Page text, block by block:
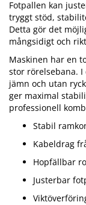
Fotpallen kan
tryggt stöd,
Detta gör det
mångsidigt och
Maskinen har en
stor rörelsebana.
jämn och utan
ger maximal
professionell
Stabil
Kabeldrag
Hopfällbar
Justerbar